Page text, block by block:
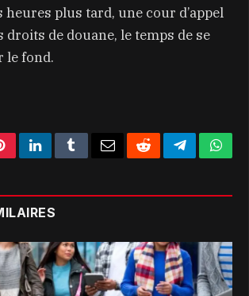
heures plus tard, une cour d’appel
droits de douane, le temps de se
le fond.
LinkedInTumblr EmailRedditTelegram